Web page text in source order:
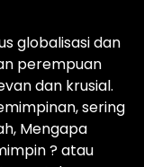
globalisasi dan
perempuan
dan krusial.
sering
Mengapa
? atau